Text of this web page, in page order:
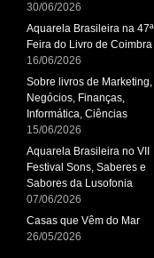
30/06/2026
Aquarela Brasileira na 47ª
Feira do Livro de Coimbra
16/06/2026
Sobre livros de Marketing,
Negócios, Finanças,
Informática, Ciências
15/06/2026
Aquarela Brasileira no VII
Festival Sons, Saberes e
Sabores da Lusofonia
07/06/2026
Casas que Vêm do Mar
26/05/2026